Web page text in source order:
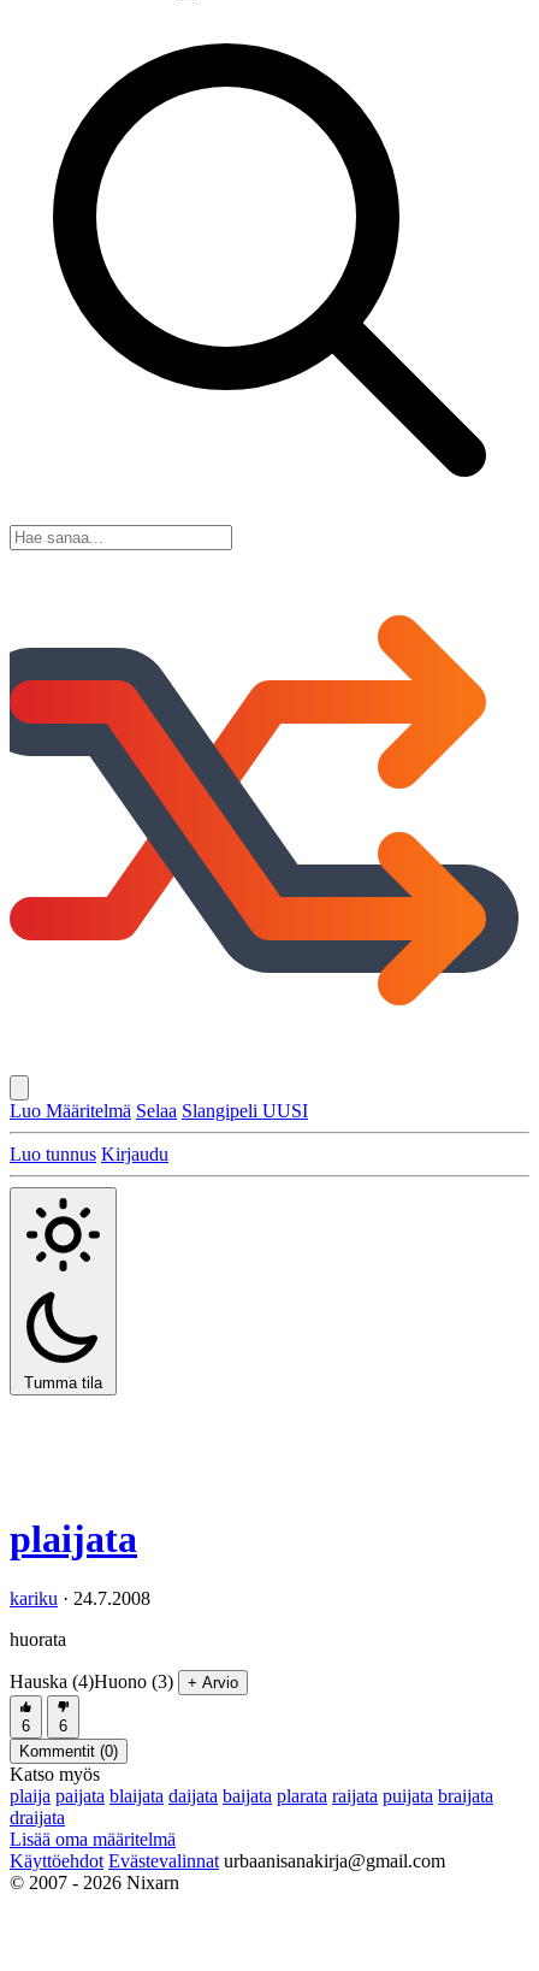
Luo Määritelmä Selaa Slangipeli UUSI
Luo tunnus Kirjaudu
Tumma tila
plaijata
kariku · 24.7.2008
huorata
Hauska (4)Huono (3) + Arvio
6
6
Kommentit (0)
Katso myös
plaija paijata blaijata daijata baijata plarata raijata puijata braijata
draijata
Lisää oma määritelmä
Käyttöehdot Evästevalinnat urbaanisanakirja@gmail.com
© 2007 - 2026 Nixarn